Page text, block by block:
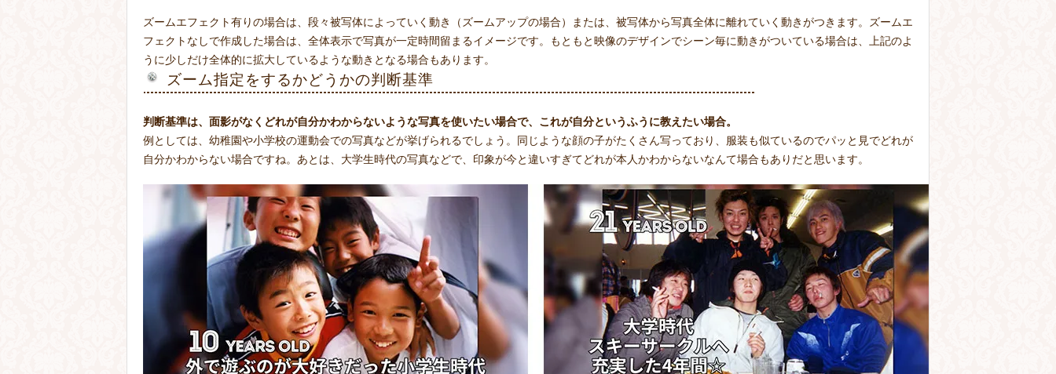
ズームエフェクト有りの場合は、段々被写体によっていく動き（ズームアップの場合）または、被写体から写真全体に離れていく動きがつきます。ズームエ
フェクトなしで作成した場合は、全体表示で写真が一定時間留まるイメージです。もともと映像のデザインでシーン毎に動きがついている場合は、上記のよ
うに少しだけ全体的に拡大しているような動きとなる場合もあります。
ズーム指定をするかどうかの判断基準
判断基準は、面影がなくどれが自分かわからないような写真を使いたい場合で、これが自分というふうに教えたい場合。
例としては、幼稚園や小学校の運動会での写真などが挙げられるでしょう。同じような顔の子がたくさん写っており、服装も似ているのでパッと見でどれが
自分かわからない場合ですね。あとは、大学生時代の写真などで、印象が今と違いすぎてどれが本人かわからないなんて場合もありだと思います。